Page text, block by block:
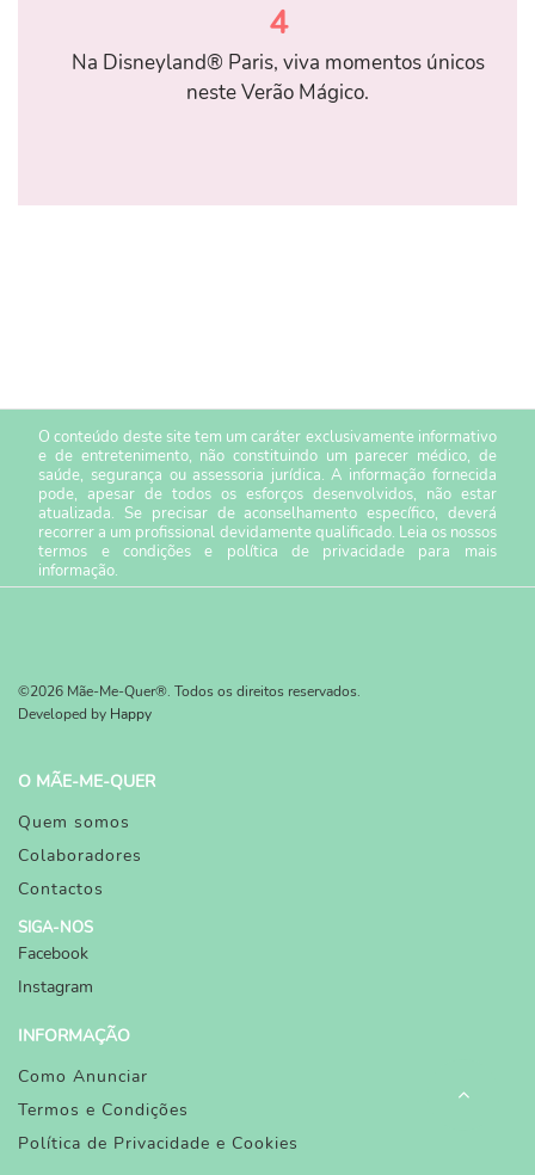
4
Na Disneyland® Paris, viva momentos únicos
neste Verão Mágico.
O conteúdo deste site tem um caráter exclusivamente informativo
e de entretenimento, não constituindo um parecer médico, de
saúde, segurança ou assessoria jurídica. A informação fornecida
pode, apesar de todos os esforços desenvolvidos, não estar
atualizada. Se precisar de aconselhamento específico, deverá
recorrer a um profissional devidamente qualificado. Leia os nossos
termos e condiçõese política de privacidade para mais
informação.
©2026 Mãe-Me-Quer®. Todos os direitos reservados.
Developed by Happy
O MÃE-ME-QUER
Quem somos
Colaboradores
Contactos
SIGA-NOS
Facebook
Instagram
INFORMAÇÃO
Como Anunciar
Termos e Condições
Política de Privacidade e Cookies